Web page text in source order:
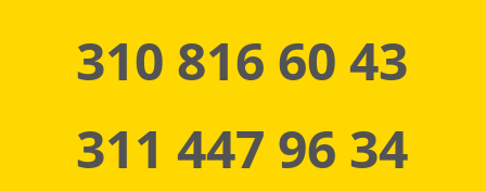
310 816 60 43
311 447 96 34